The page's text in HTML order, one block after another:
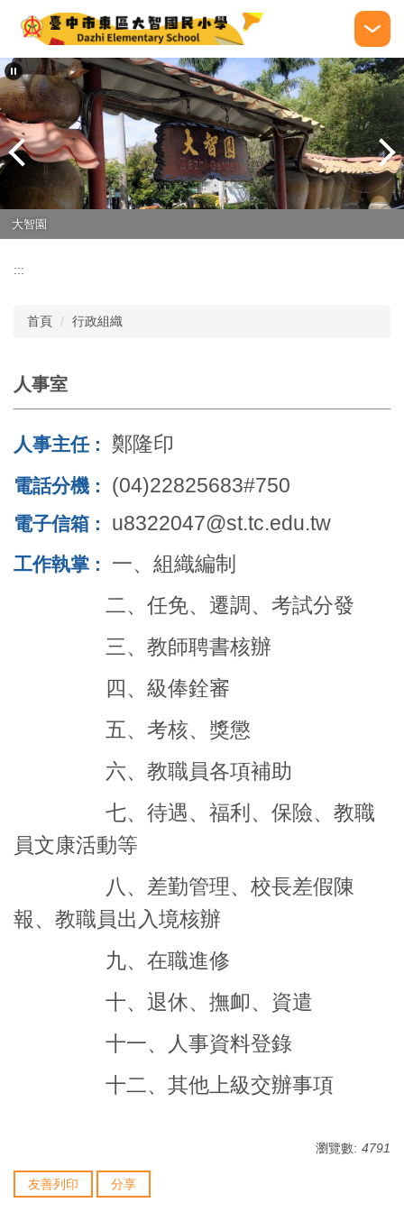
要
內
容
區
大智園
:::
首頁 行政組織
人事室
人事主任: 鄭隆印
電話分機 : (04)22825683#750
電子信箱 : u8322047@st.tc.edu.tw
工作執掌 : 一、組織編制
二、任免、 遷調、 考試分發
三、教師聘書核辦
四、 級俸銓審
五、考核、 獎懲
六、 教職員各項補助
七、待遇、 福利 、保險、 教職
員文康活動等
八、差勤管理、 校長差假陳
報、 教職員出入境核辦
九、在職進修
十、退休、 撫卹、 資遣
十一、人事資料登錄
十二、其他上級交辦事項
瀏覽數: 4791
友善列印 分享